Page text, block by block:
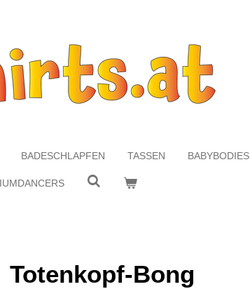
BADESCHLAPFEN TASSEN BABYBODIES
Totenkopf-Bong